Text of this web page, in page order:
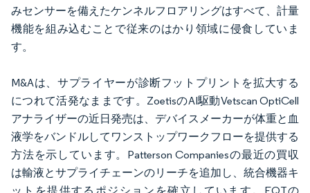
みセンサーを備えたケンネルフロアリングはすべて、計量
機能を組み込むことで従来のはかり領域に侵食していま
す。
M&Aは、サプライヤーが診断フットプリントを拡大する
につれて活発なままです。ZoetisのAI駆動Vetscan OptiCell
アナライザーの近日発売は、デバイスメーカーが体重と血
液学をバンドルしてワンストップワークフローを提供する
方法を示しています。Patterson Companiesの最近の買収
は輸液とサプライチェーンのリーチを追加し、統合機器キ